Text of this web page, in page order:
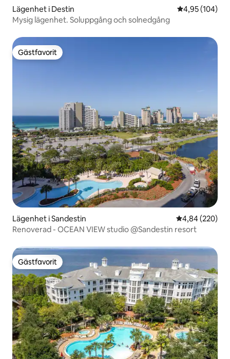
Lägenhet i Destin 4,95 av 5 i
4,95 (104)
Mysig lägenhet. Soluppgång och solnedgång
Gästfavorit
Gästfavorit
Lägenhet i Sandestin 4,84 av 5 i
4,84 (220)
Renoverad - OCEAN VIEW studio @Sandestin resort
Gästfavorit
Gästfavorit